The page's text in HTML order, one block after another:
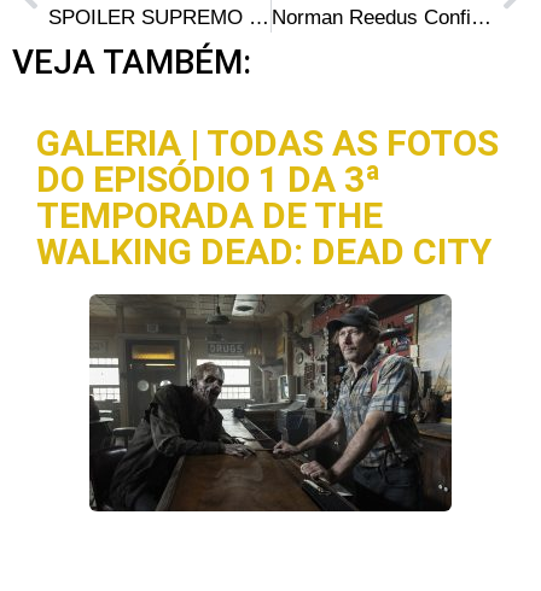
SPOILER SUPREMO – O Destino de Sophia? Norman Reedus Confirmado no Filme “Sunlight Jr.”
VEJA TAMBÉM:
GALERIA | TODAS AS FOTOS
DO EPISÓDIO 1 DA 3ª
TEMPORADA DE THE
WALKING DEAD: DEAD CITY